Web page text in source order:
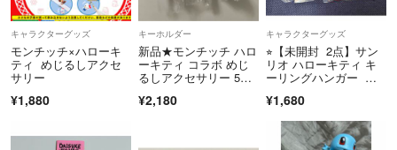
キャラクターグッズ
モンチッチ×ハローキ
ティ めじるしアクセ
サリー
¥1,880
キーホルダー
新品★モンチッチ ハロ
ーキティ コラボ めじ
るしアクセサリー 5点
¥2,180
キャラクターグッズ
⭐︎【未開封 2点】サン
リオ ハローキティ キ
ーリングハンガー カ
ャ カプセルトイ
¥1,680